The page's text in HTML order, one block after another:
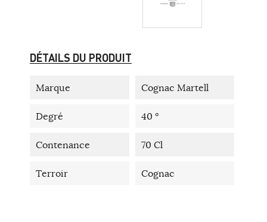
DÉTAILS DU PRODUIT
Marque Cognac Martell
Degré 40 °
Contenance 70 Cl
Terroir Cognac